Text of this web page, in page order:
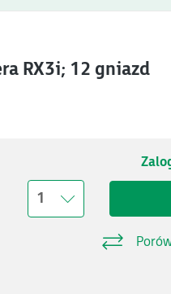
RX3i; 12 gniazd
1